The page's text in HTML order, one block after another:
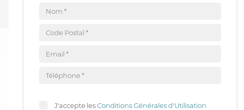
J'accepte lesConditions Générales d'Utilisation